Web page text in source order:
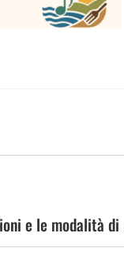
e le modalità